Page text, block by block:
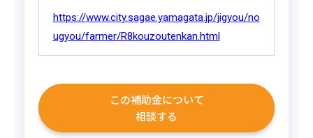
https://www.city.sagae.yamagata.jp/jigyou/no
ugyou/farmer/R8kouzoutenkan.html
この補助金について
相談する